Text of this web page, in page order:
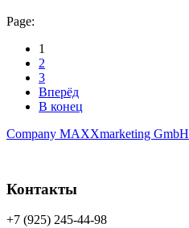
Page:
1
2
3
Вперёд
В конец
Company MAXXmarketing GmbH
Контакты
+7 (925) 245-44-98